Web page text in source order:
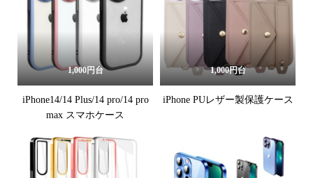
1,000円台
iPhone14/14 Plus/14 pro/14 pro
max スマホケース
1,000円台
iPhone PUレザー製保護ケース